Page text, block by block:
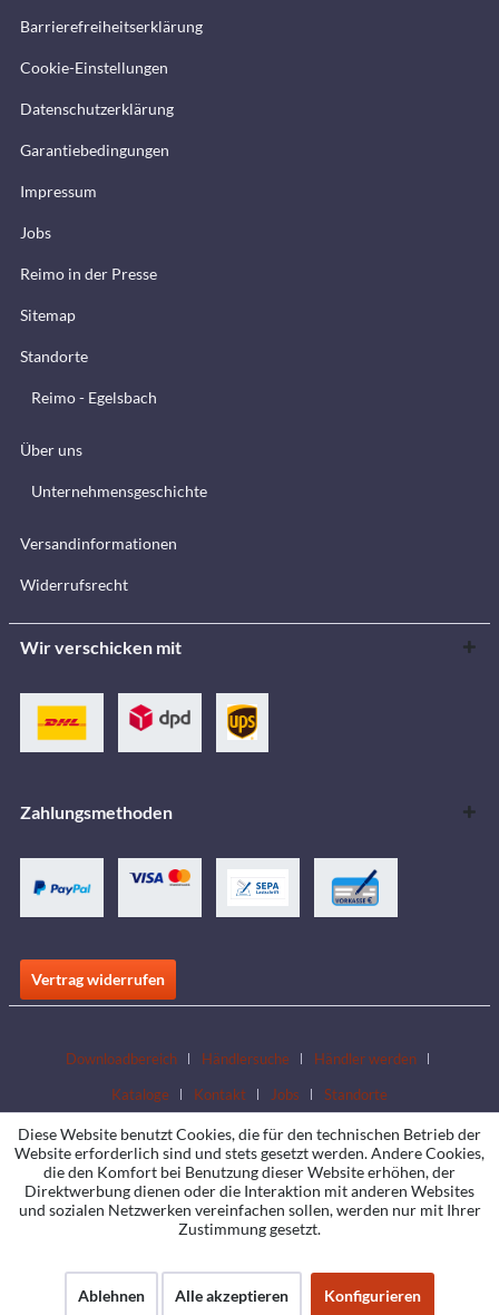
Barrierefreiheitserklärung
Cookie-Einstellungen
Datenschutzerklärung
Garantiebedingungen
Impressum
Jobs
Reimo in der Presse
Sitemap
Standorte
Reimo - Egelsbach
Über uns
Unternehmensgeschichte
Versandinformationen
Widerrufsrecht
Wir verschicken mit
Zahlungsmethoden
Vertrag widerrufen
Downloadbereich Händlersuche
Händler werden
Kataloge
Kontakt Jobs Standorte
Diese Website benutzt Cookies, die für den technischen Betrieb der
Website erforderlich sind und stets gesetzt werden. Andere Cookies,
die den Komfort bei Benutzung dieser Website erhöhen, der
Direktwerbung dienen oder die Interaktion mit anderen Websites
und sozialen Netzwerken vereinfachen sollen, werden nur mit Ihrer
Zustimmung gesetzt.
Ablehnen Alle akzeptieren Konfigurieren